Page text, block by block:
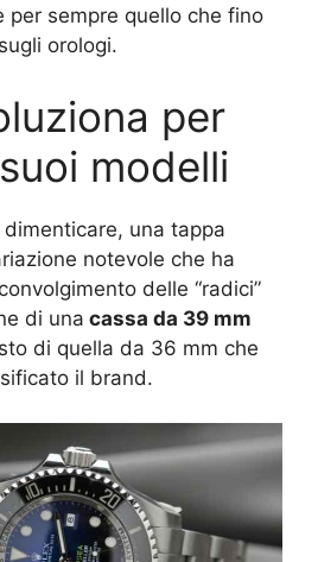
per sempre quello che fino
orologi.
per
modelli
una tappa
notevole che ha
delle “radici”
di una cassa da 39 mm
di quella da 36 mm che
il brand.